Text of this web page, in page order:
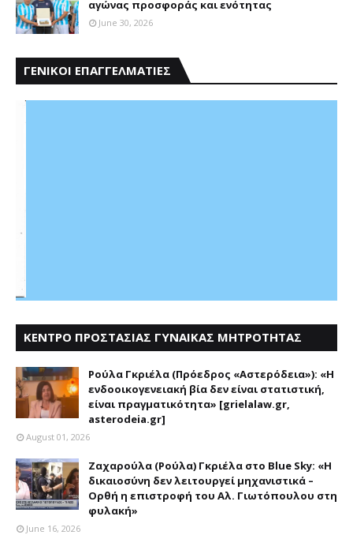
αγώνας προσφοράς και ενότητας
June 30, 2026
ΓΕΝΙΚΟΙ ΕΠΑΓΓΕΛΜΑΤΙΕΣ
ΚΕΝΤΡΟ ΠΡΟΣΤΑΣΙΑΣ ΓΥΝΑΙΚΑΣ ΜΗΤΡΟΤΗΤΑΣ
Ρούλα Γκριέλα (Πρόεδρος «Αστερόδεια»): «Η
ενδοοικογενειακή βία δεν είναι στατιστική,
είναι πραγματικότητα» [grielalaw.gr,
asterodeia.gr]
August 01, 2026
Ζαχαρούλα (Ρούλα) Γκριέλα στο Blue Sky: «Η
δικαιοσύνη δεν λειτουργεί μηχανιστικά –
Ορθή η επιστροφή του Αλ. Γιωτόπουλου στη
φυλακή»
June 16, 2026